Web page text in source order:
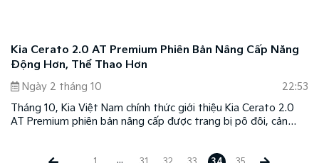
Kia Cerato 2.0 AT Premium Phiên Bản Nâng Cấp Năng
Động Hơn, Thể Thao Hơn
Ngày 2 tháng 10
22:53
Tháng 10, Kia Việt Nam chính thức giới thiệu Kia Cerato 2.0
AT Premium phiên bản nâng cấp được trang bị pô đôi, cản
...